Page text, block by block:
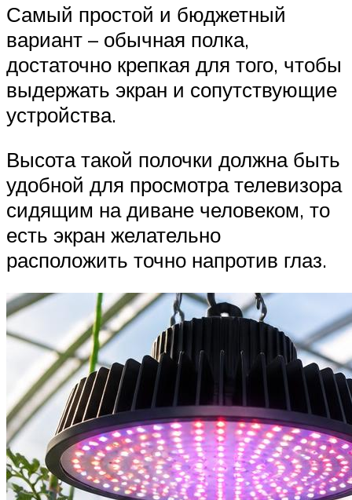
Самый простой и бюджетный
вариант – обычная полка,
достаточно крепкая для того, чтобы
выдержать экран и сопутствующие
устройства.
Высота такой полочки должна быть
удобной для просмотра телевизора
сидящим на диване человеком, то
есть экран желательно
расположить точно напротив глаз.